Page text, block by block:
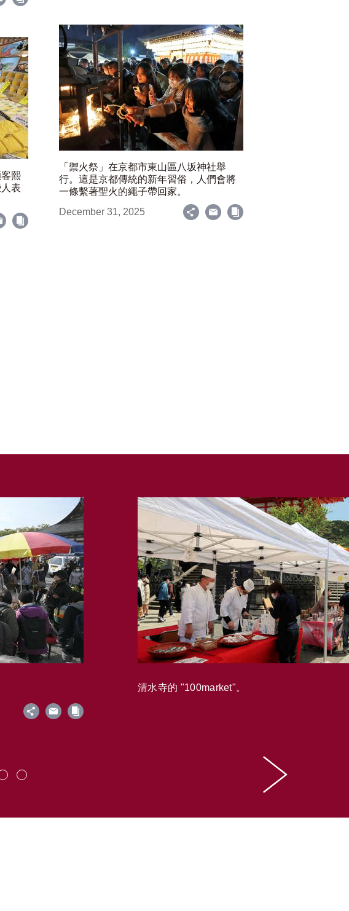
「禦火祭」在京都市東山區八坂神社舉
行。這是京都傳統的新年習俗，人們會將
一條繫著聖火的繩子帶回家。
December 31, 2025
熙
表
清水寺的 "100market"。